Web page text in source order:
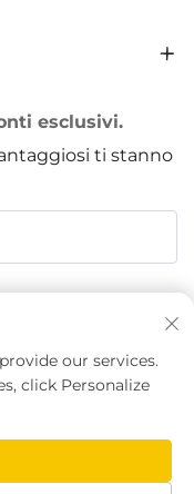
esclusivi.
ti stanno
our services.
click Personalize